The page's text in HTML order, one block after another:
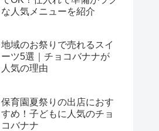
な人気メニューを紹介
地域のお祭りで売れるスイ
ーツ5選｜チョコバナナが
人気の理由
保育園夏祭りの出店におす
すめ！子どもに人気のチョ
コバナナ